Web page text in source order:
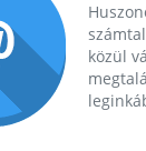
közül